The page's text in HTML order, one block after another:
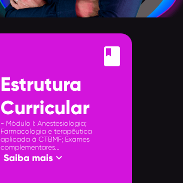
book
Estrutura
Curricular
- Módulo I: Anestesiologia;
Farmacologia e terapêutica
aplicada à CTBMF; Exames
complementares...
Saiba mais keyboard_arrow_down